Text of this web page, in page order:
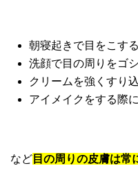
朝寝起きで目をこする
洗顔で目の周りをゴ
クリームを強くすり
アイメイクをする際
など 目の周りの皮膚は常